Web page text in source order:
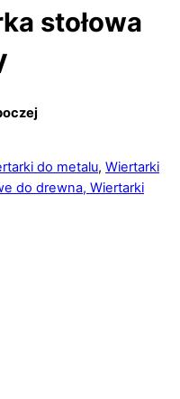
stołowa
do metalu, Wiertarki
do drewna, Wiertarki